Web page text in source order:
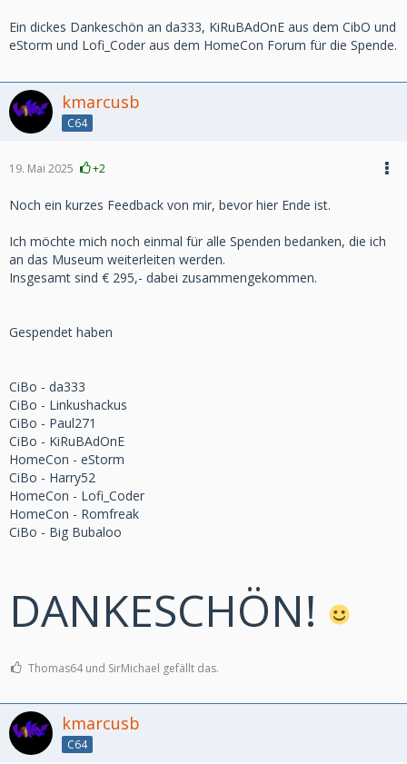
Ein dickes Dankeschön an da333, KiRuBAdOnE aus dem CibO und
eStorm und Lofi_Coder aus dem HomeCon Forum für die Spende.
kmarcusb
C64
19. Mai 2025 +2
Noch ein kurzes Feedback von mir, bevor hier Ende ist.
Ich möchte mich noch einmal für alle Spenden bedanken, die ich
an das Museum weiterleiten werden.
Insgesamt sind € 295,- dabei zusammengekommen.
Gespendet haben
CiBo - da333
CiBo - Linkushackus
CiBo - Paul271
CiBo - KiRuBAdOnE
HomeCon - eStorm
CiBo - Harry52
HomeCon - Lofi_Coder
HomeCon - Romfreak
CiBo - Big Bubaloo
DANKESCHÖN!
Thomas64 und SirMichael gefällt das.
kmarcusb
C64